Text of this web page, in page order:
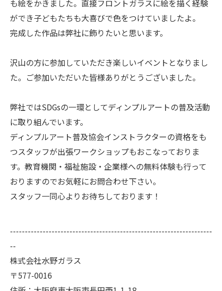
も絵をかきました。直接フロントガラスに絵を描く経験
ができ子どもたちも大喜びで色をつけていましたよ。
完成した作品は弊社に飾りたいと思います。
沢山の方に参加していただき楽しいイベントとなりまし
た。ご参加いただいた皆様ありがとうございました。
弊社ではSDGsの一環としてディンプルアートの普及活動
に取り組んでいます。
ディンプルアート普及協会インストラクターの資格をも
つスタッフが出張ワークショップもおこなっておりま
す。教育機関・福祉施設・企業様への無料体験も行って
おりますのでお気軽にお問合わせ下さい。
スタッフ一同心よりお待ちしております！
--------------------------------------------------------------------
--
株式会社水野ガラス
〒577-0016